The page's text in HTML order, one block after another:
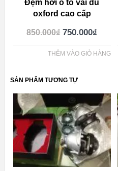
Đệm hơi ô tô vải dù
oxford cao cấp
850.000₫ 750.000₫
THÊM VÀO GIỎ HÀNG
SẢN PHẨM TƯƠNG TỰ